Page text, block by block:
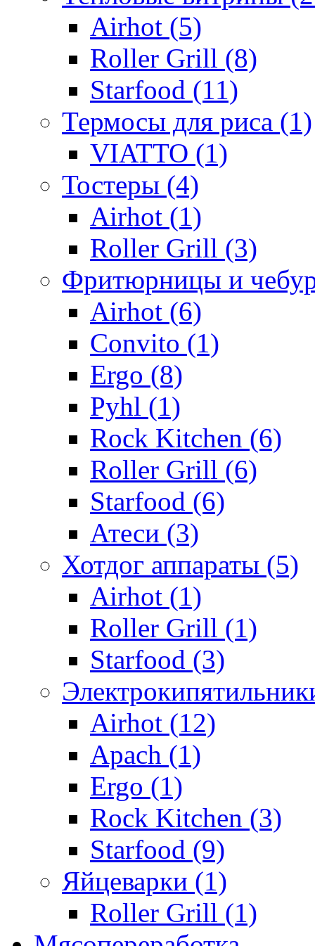
Airhot (5)
Roller Grill (8)
Starfood (11)
Термосы для риса (1)
VIATTO (1)
Тостеры (4)
Airhot (1)
Roller Grill (3)
Фритюрницы и
Airhot (6)
Convito (1)
Ergo (8)
Pyhl (1)
Rock Kitchen (6)
Roller Grill (6)
Starfood (6)
Атеси (3)
Хотдог аппараты (5)
Airhot (1)
Roller Grill (1)
Starfood (3)
Airhot (12)
Apach (1)
Ergo (1)
Rock Kitchen (3)
Starfood (9)
Яйцеварки (1)
Roller Grill (1)